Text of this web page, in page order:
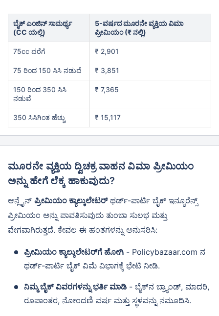
ಬೈಕ್ ಎಂಜಿನ್ ಸಾಮರ್ಥ್ಯ
(CC ಯಲ್ಲಿ)
5-ವರ್ಷದ ಮೂರನೇ ವ್ಯಕ್ತಿಯ ವಿಮಾ
ಪ್ರೀಮಿಯಂ (₹ ನಲ್ಲಿ)
75cc ವರೆಗೆ ₹ 2,901
75 ರಿಂದ 150 ಸಿಸಿ ನಡುವೆ ₹ 3,851
150 ರಿಂದ 350 ಸಿಸಿ
ನಡುವೆ
₹ 7,365
350 ಸಿಸಿಗಿಂತ ಹೆಚ್ಚು ₹ 15,117
ಮೂರನೇ ವ್ಯಕ್ತಿಯ ದ್ವಿಚಕ್ರ ವಾಹನ ವಿಮಾ ಪ್ರೀಮಿಯಂ
ಅನ್ನು ಹೇಗೆ ಲೆಕ್ಕ ಹಾಕುವುದು?
ಆನ್ಲೈನ್ ಪ್ರೀಮಿಯಂ ಕ್ಯಾಲ್ಕುಲೇಟರ್ಥರ್ಡ್-ಪಾರ್ಟಿ ಬೈಕ್ ಇನ್ಶೂರೆನ್ಸ್
ಪ್ರೀಮಿಯಂ ಅನ್ನು ಪಾವತಿಸುವುದು ತುಂಬಾ ಸುಲಭ ಮತ್ತು
ವೇಗವಾಗಿರುತ್ತದೆ. ಕೇವಲ ಈ ಹಂತಗಳನ್ನು ಅನುಸರಿಸಿ:
ಪ್ರೀಮಿಯಂ ಕ್ಯಾಲ್ಕುಲೇಟರ್‌ಗೆ ಹೋಗಿ - Policybazaar.com ನ
ಥರ್ಡ್-ಪಾರ್ಟಿ ಬೈಕ್ ವಿಮೆ ವಿಭಾಗಕ್ಕೆ ಭೇಟಿ ನೀಡಿ.
ನಿಮ್ಮ ಬೈಕ್ ವಿವರಗಳನ್ನು ಭರ್ತಿ ಮಾಡಿ - ಬೈಕ್‌ನ ಬ್ರ್ಯಾಂಡ್, ಮಾದರಿ,
ರೂಪಾಂತರ, ನೋಂದಣಿ ವರ್ಷ ಮತ್ತು ಸ್ಥಳವನ್ನು ನಮೂದಿಸಿ.